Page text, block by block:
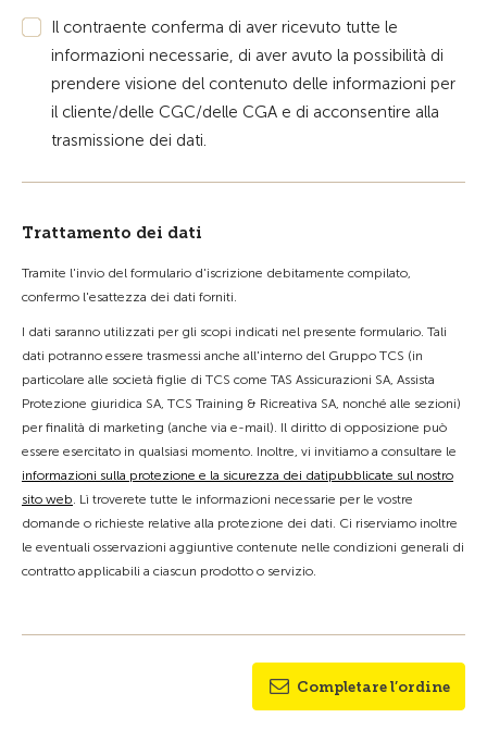
Il contraente conferma di aver ricevuto tutte le
informazioni necessarie, di aver avuto la possibilità di
prendere visione del contenuto delle informazioni per
il cliente/delle CGC/delle CGA e di acconsentire alla
trasmissione dei dati.
Trattamento dei dati
Tramite l'invio del formulario d'iscrizione debitamente compilato,
confermo l'esattezza dei dati forniti.
I dati saranno utilizzati per gli scopi indicati nel presente formulario. Tali
dati potranno essere trasmessi anche all'interno del Gruppo TCS (in
particolare alle società figlie di TCS come TAS Assicurazioni SA, Assista
Protezione giuridica SA, TCS Training & Ricreativa SA, nonché alle sezioni)
per finalità di marketing (anche via e-mail). Il diritto di opposizione può
essere esercitato in qualsiasi momento. Inoltre, vi invitiamo a consultare le
informazioni sulla protezione e la sicurezza dei datipubblicate sul nostro
sito web. Lì troverete tutte le informazioni necessarie per le vostre
domande o richieste relative alla protezione dei dati. Ci riserviamo inoltre
le eventuali osservazioni aggiuntive contenute nelle condizioni generali di
contratto applicabili a ciascun prodotto o servizio.
Completare l’ordine